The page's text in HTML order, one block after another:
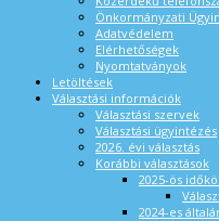
Önkormányzati
Adatvédelem
Elérhetőségek
Nyomtatványok
Letöltések
Választási információk
Választási szervek
Választási ügyintézés
2026. évi választás
Korábbi választások
2025-ös
2024-es